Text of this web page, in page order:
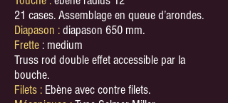
21 cases. Assemblage en queue d’arondes.
Diapason :diapason 650 mm.
Frette : medium
Truss rod double effet accessible par la
bouche.
Filets : Ebène avec contre filets.